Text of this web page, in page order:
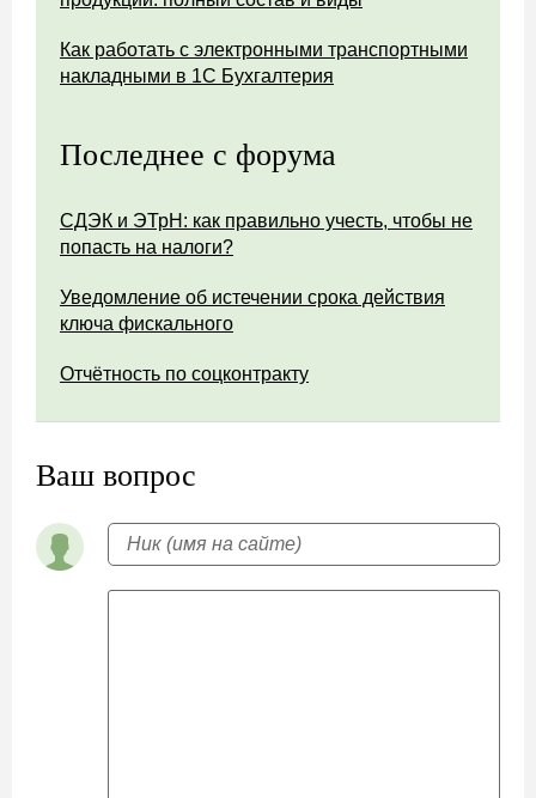
Как работать с электронными транспортными
накладными в 1С Бухгалтерия
Последнее с форума
СДЭК и ЭТрН: как правильно учесть, чтобы не
попасть на налоги?
Уведомление об истечении срока действия
ключа фискального
Отчётность по соцконтракту
Ваш вопрос